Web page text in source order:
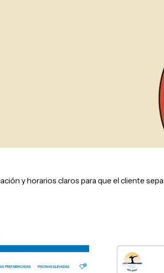
y horarios claros para que el cliente sepa